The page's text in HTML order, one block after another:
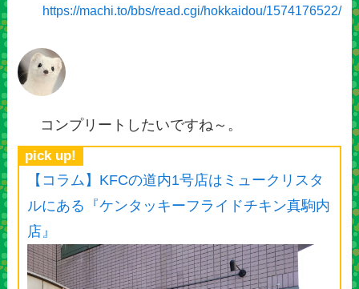
https://machi.to/bbs/read.cgi/hokkaidou/1574176522/
コンプリートしたいですね～。
pick up!
【コラム】KFCの道内1号店はミュークリスタ
ルにある『ケンタッキーフライドチキン真駒内
店』